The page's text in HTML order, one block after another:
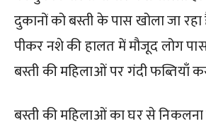
दुकानों को बस्ती के पास खोला जा
पीकर नशे की हालत में मौजूद लोग
बस्ती की महिलाओं पर गंदी फब्तियाँ
बस्ती की महिलाओं का घर से निकलना